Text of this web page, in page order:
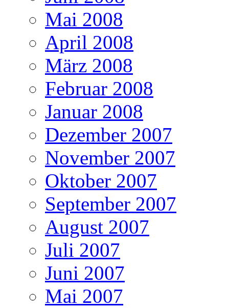
Mai 2008
April 2008
März 2008
Februar 2008
Januar 2008
Dezember 2007
November 2007
Oktober 2007
September 2007
August 2007
Juli 2007
Juni 2007
Mai 2007